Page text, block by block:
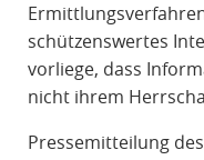
schützenswertes
vorliege, dass
nicht ihrem
Pressemitteilung